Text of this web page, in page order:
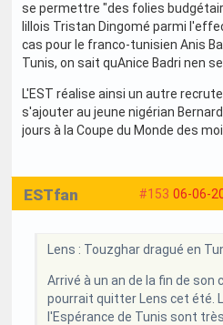
se permettre "des folies
lillois Tristan Dingomé parmi
cas pour le franco-tunisien Anis
Tunis, on sait quAnice Badri nen
L'EST réalise ainsi un autre
s'ajouter au jeune nigérian
jours à la Coupe du Monde des
#153 06-06-
ESTfan
Lens : Touzghar dragué en
Arrivé à un an de la fin de
pourrait quitter Lens cet été.
l'Espérance de Tunis sont